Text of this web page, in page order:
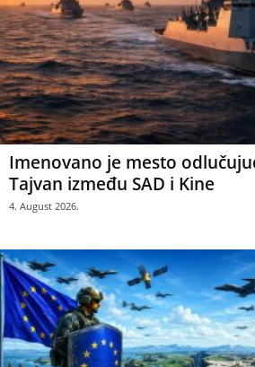
Imenovano je mesto
Tajvan između SAD i Kine
4. August 2026.